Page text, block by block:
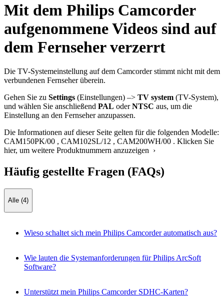
Mit dem Philips Camcorder
aufgenommene Videos sind auf
dem Fernseher verzerrt
Die TV-Systemeinstellung auf dem Camcorder stimmt nicht mit dem
verbundenen Fernseher überein.
Gehen Sie zu Settings (Einstellungen) –> TV system (TV-System),
und wählen Sie anschließend PAL oderNTSC aus, um die
Einstellung an den Fernseher anzupassen.
Die Informationen auf dieser Seite gelten für die folgenden Modelle:
CAM150PK/00 , CAM102SL/12 , CAM200WH/00 . Klicken Sie
hier, um weitere Produktnummern anzuzeigen ›
Häufig gestellte Fragen (FAQs)
Alle (4)
Wieso schaltet sich mein Philips Camcorder automatisch aus?
Wie lauten die Systemanforderungen für Philips ArcSoft
Software?
Unterstützt mein Philips Camcorder SDHC-Karten?